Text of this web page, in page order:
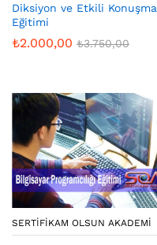
Diksiyon ve Etkili Konuşma
Eğitimi
₺2.000,00 ₺3.750,00
SERTIFIKAM OLSUN AKADEMI